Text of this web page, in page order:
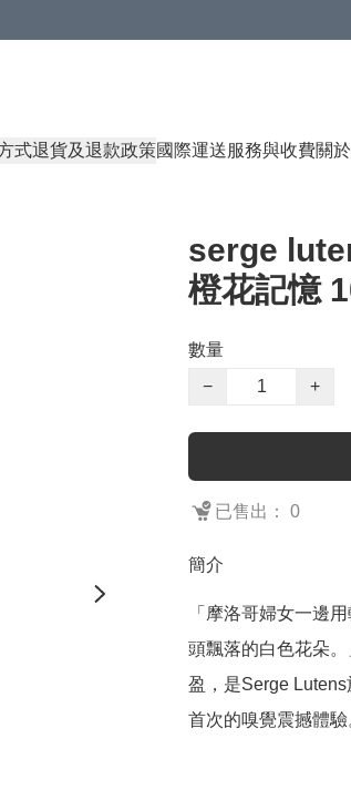
式退貨及退款政策國際運送服務與收費關
serge
橙花記憶
數量
−
+
已售出： 0
簡介
「摩洛哥婦女一邊
頭飄落的白色花朵
盈，是Serge
首次的嗅覺震撼體驗